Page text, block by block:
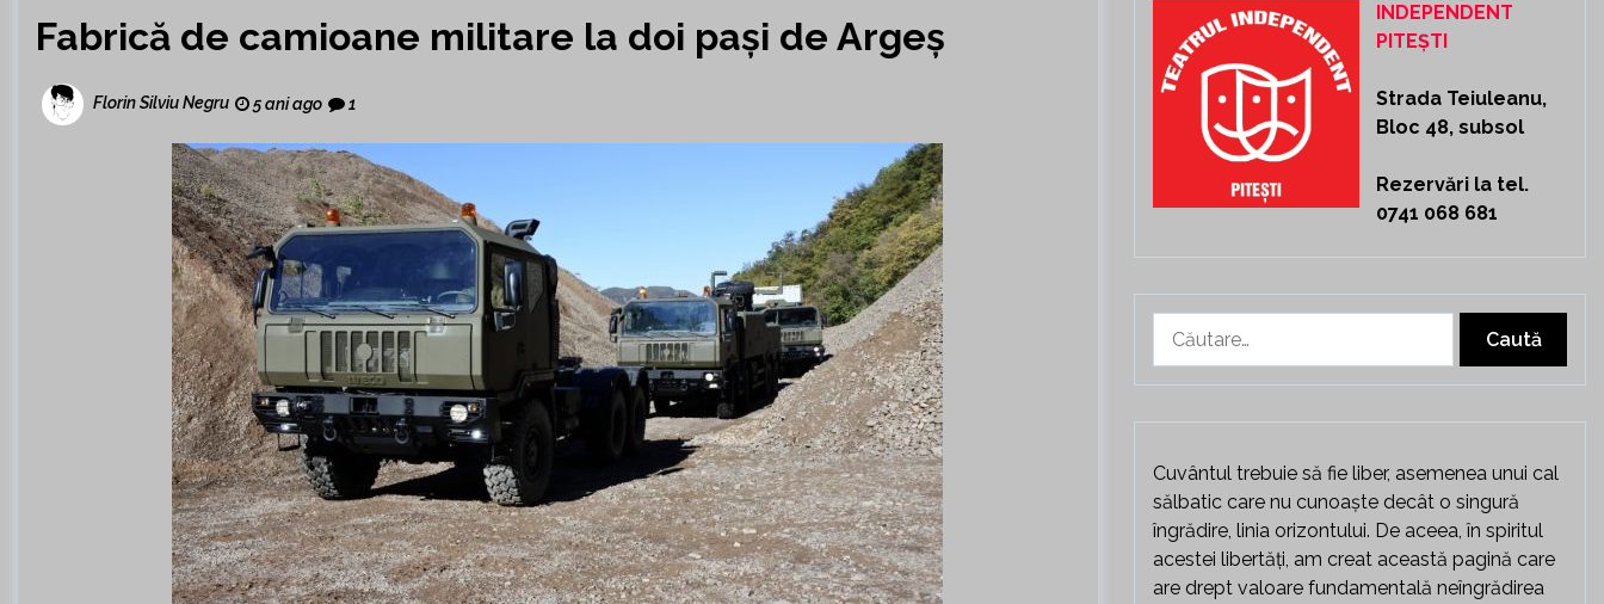
Fabrică de camioane militare la doi pași de Argeș
Florin Silviu Negru 5 ani ago 1
INDEPENDENT
PITEȘTI
Strada Teiuleanu,
Bloc 48, subsol
Rezervări la tel.
0741 068 681
după:
Cuvântul trebuie să fie liber, asemenea unui cal
sălbatic care nu cunoaște decât o singură
îngrădire, linia orizontului. De aceea, în spiritul
acestei libertăți, am creat această pagină care
are drept valoare fundamentală neîngrădirea